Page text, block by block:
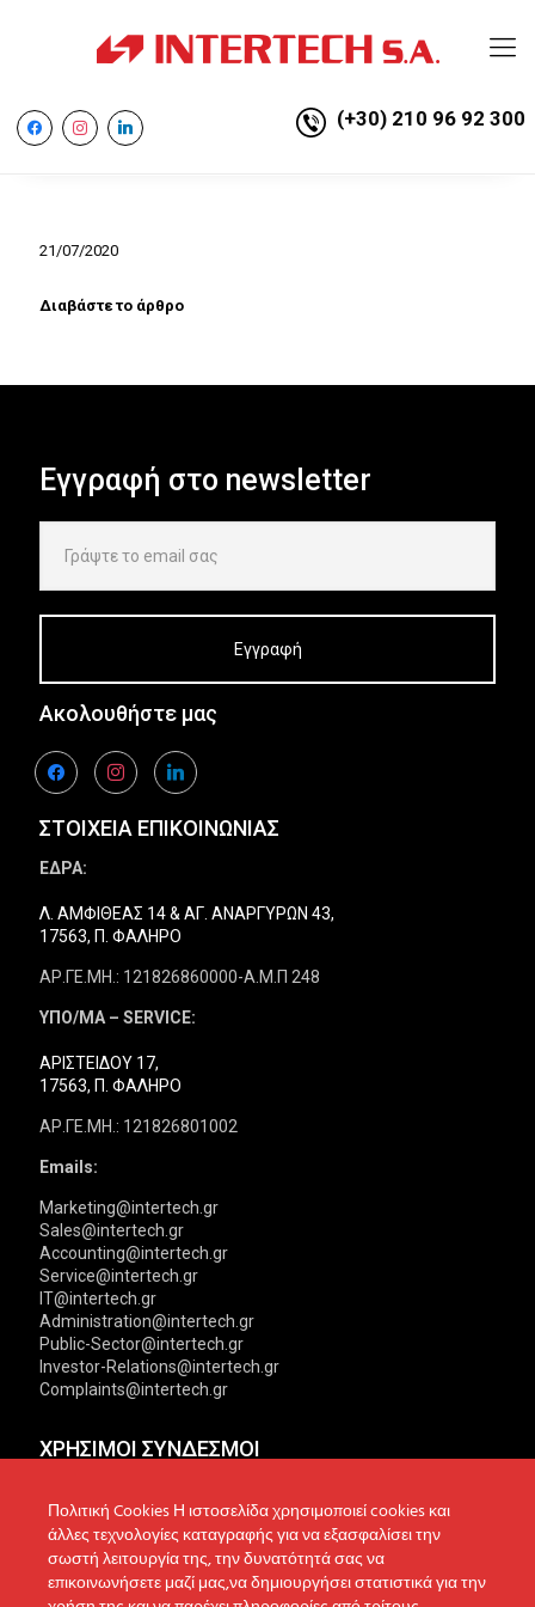
facebookinstagramlinkedin (+30) 210 96 92 300
21/07/2020
Διαβάστε το άρθρο
Εγγραφή στο newsletter
Ακολουθήστε μας
facebookinstagramlinkedin
ΣΤΟΙΧΕΙΑ ΕΠΙΚΟΙΝΩΝΙΑΣ
ΕΔΡΑ:
Λ. ΑΜΦΙΘΕΑΣ 14 & ΑΓ. ΑΝΑΡΓΥΡΩΝ 43,
17563, Π. ΦΑΛΗΡΟ
ΑΡ.ΓΕ.ΜΗ.: 121826860000-Α.Μ.Π 248
ΥΠΟ/ΜΑ – SERVICE:
ΑΡΙΣΤΕΙΔΟΥ 17,
17563, Π. ΦΑΛΗΡΟ
ΑΡ.ΓΕ.ΜΗ.: 121826801002
Emails:
Marketing@intertech.gr
Sales@intertech.gr
Accounting@intertech.gr
Service@intertech.gr
IT@intertech.gr
Administration@intertech.gr
Public-Sector@intertech.gr
Investor-Relations@intertech.gr
Complaints@intertech.gr
ΧΡΗΣΙΜΟΙ ΣΥΝΔΕΣΜΟΙ
Αντιπροσωπείες
Δίκτυο συνεργατών
Τεχνική υποστήριξη
Πολιτική Απορρήτου
Πολιτική Cookies
Πολιτική Προστασίας
Πολιτική Cookies Η ιστοσελίδα χρησιμοποιεί cookies και
άλλες τεχνολογίες καταγραφής για να εξασφαλίσει την
σωστή λειτουργία της, την δυνατότητά σας να
επικοινωνήσετε μαζί μας,να δημιουργήσει στατιστικά για την